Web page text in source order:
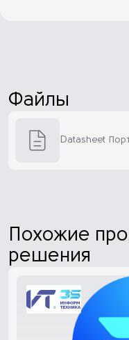
Файлы
Datasheet
Похожие
решения